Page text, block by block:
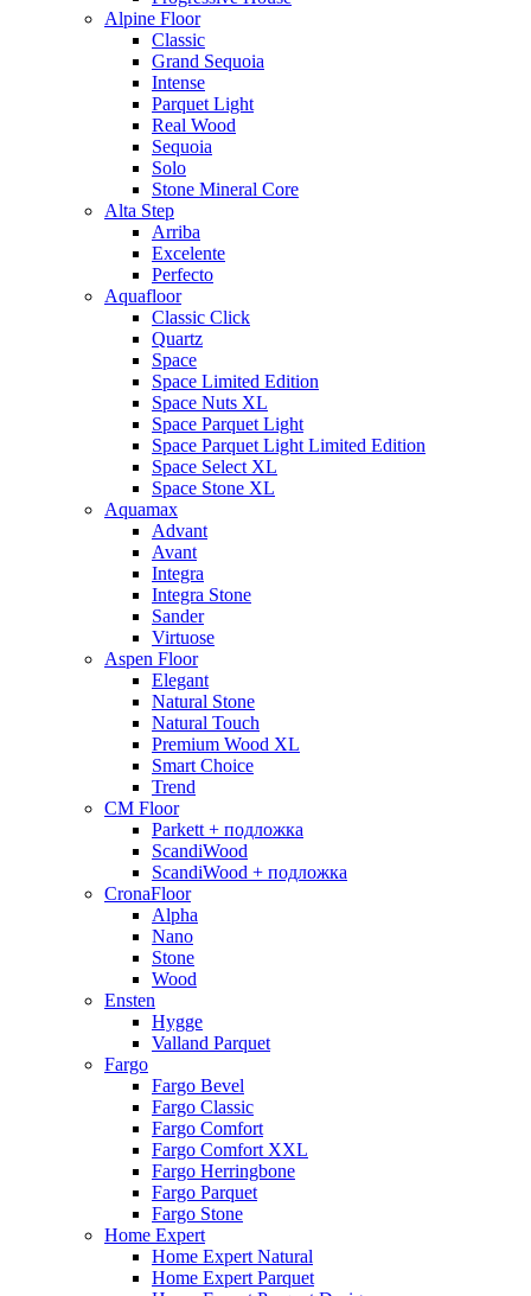
Alpine Floor
Classic
Grand Sequoia
Intense
Parquet Light
Real Wood
Sequoia
Solo
Stone Mineral Core
Alta Step
Arriba
Excelente
Perfecto
Aquafloor
Classic Click
Quartz
Space
Space Limited Edition
Space Nuts XL
Space Parquet Light
Space Parquet Light Limited Edition
Space Select XL
Space Stone XL
Aquamax
Advant
Avant
Integra
Integra Stone
Sander
Virtuose
Aspen Floor
Elegant
Natural Stone
Natural Touch
Premium Wood XL
Smart Choice
Trend
CM Floor
Parkett + подложка
ScandiWood
ScandiWood + подложка
CronaFloor
Alpha
Nano
Stone
Wood
Ensten
Hygge
Valland Parquet
Fargo
Fargo Bevel
Fargo Classic
Fargo Comfort
Fargo Comfort XXL
Fargo Herringbone
Fargo Parquet
Fargo Stone
Home Expert
Home Expert Natural
Home Expert Parquet